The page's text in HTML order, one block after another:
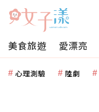
美食旅遊 愛漂亮
心理測驗 陸劇